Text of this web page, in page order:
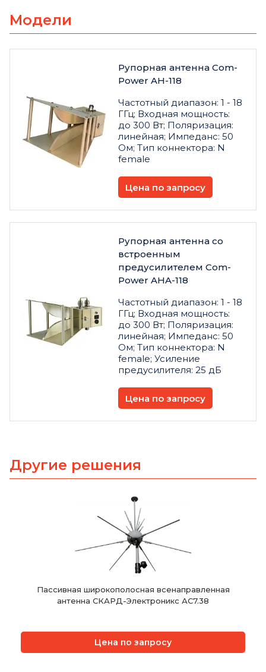
Модели
Рупорная антенна Com-
Power AH-118
Частотный диапазон: 1 - 18
ГГц; Входная мощность:
до 300 Вт; Поляризация:
линейная; Импеданс: 50
Ом; Тип коннектора: N
female
Цена по запросу
Рупорная антенна со
встроенным
предусилителем Com-
Power AHA-118
Частотный диапазон: 1 - 18
ГГц; Входная мощность:
до 300 Вт; Поляризация:
линейная; Импеданс: 50
Ом; Тип коннектора: N
female; Усиление
предусилителя: 25 дБ
Цена по запросу
Другие решения
Пассивная широкополосная всенаправленная
антенна СКАРД-Электроникс АС7.38
Цена по запросу